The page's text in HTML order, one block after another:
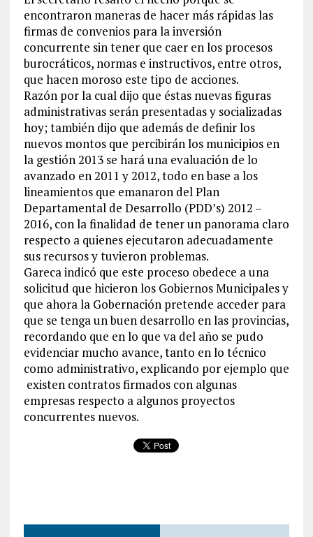
encontraron maneras de hacer más rápidas las
firmas de convenios para la inversión
concurrente sin tener que caer en los procesos
burocráticos, normas e instructivos, entre otros,
que hacen moroso este tipo de acciones.
Razón por la cual dijo que éstas nuevas figuras
administrativas serán presentadas y socializadas
hoy; también dijo que además de definir los
nuevos montos que percibirán los municipios en
la gestión 2013 se hará una evaluación de lo
avanzado en 2011 y 2012, todo en base a los
lineamientos que emanaron del Plan
Departamental de Desarrollo (PDD’s) 2012 –
2016, con la finalidad de tener un panorama claro
respecto a quienes ejecutaron adecuadamente
sus recursos y tuvieron problemas.
Gareca indicó que este proceso obedece a una
solicitud que hicieron los Gobiernos Municipales y
que ahora la Gobernación pretende acceder para
que se tenga un buen desarrollo en las provincias,
recordando que en lo que va del año se pudo
evidenciar mucho avance, tanto en lo técnico
como administrativo, explicando por ejemplo que
existen contratos firmados con algunas
empresas respecto a algunos proyectos
concurrentes nuevos.